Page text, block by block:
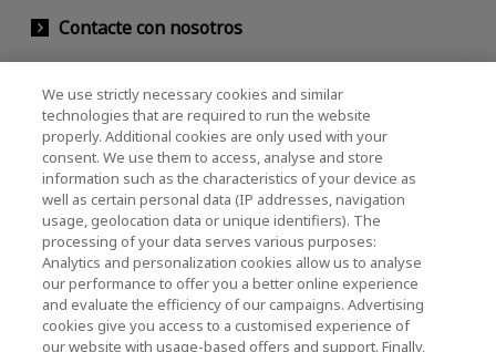
Contacte con nosotros
KIOXIA Holdings Corporation (Relaciones
Corporativas / Inversionistas)
KIOXIA Holdings Corporation Home
Relación con inversores
We use strictly necessary cookies and similar
technologies that are required to run the website
properly. Additional cookies are only used with your
consent. We use them to access, analyse and store
information such as the characteristics of your device as
well as certain personal data (IP addresses, navigation
usage, geolocation data or unique identifiers). The
processing of your data serves various purposes:
Analytics and personalization cookies allow us to analyse
our performance to offer you a better online experience
and evaluate the efficiency of our campaigns. Advertising
cookies give you access to a customised experience of
our website with usage-based offers and support. Finally,